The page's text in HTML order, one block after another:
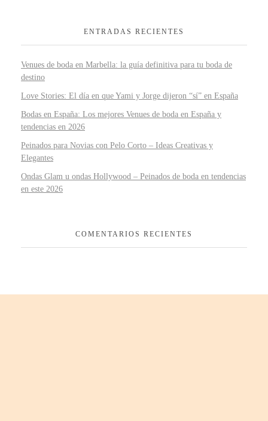
ENTRADAS RECIENTES
Venues de boda en Marbella: la guía definitiva para tu boda de
destino
Love Stories: El día en que Yami y Jorge dijeron “sí” en España
Bodas en España: Los mejores Venues de boda en España y
tendencias en 2026
Peinados para Novias con Pelo Corto – Ideas Creativas y
Elegantes
Ondas Glam u ondas Hollywood – Peinados de boda en tendencias
en este 2026
COMENTARIOS RECIENTES